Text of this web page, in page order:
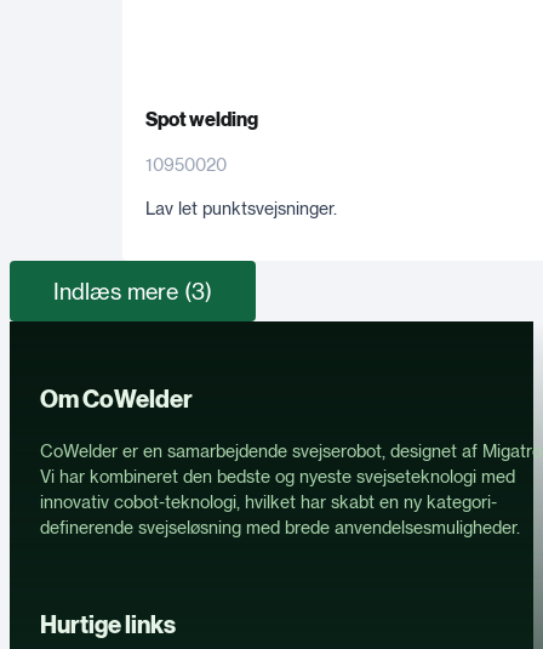
Spot welding
10950020
Lav let punktsvejsninger.
Indlæs mere (3)
Om CoWelder
CoWelder er en samarbejdende svejserobot, designet af
Vi har kombineret den bedste og nyeste svejseteknologi med
innovativ cobot-teknologi, hvilket har skabt en ny kategori-
definerende svejseløsning med brede anvendelsesmuligheder.
Hurtige links